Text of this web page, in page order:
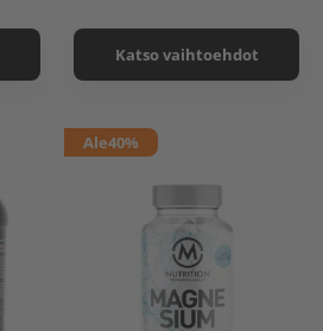
Katso vaihtoehdot
Ale40%